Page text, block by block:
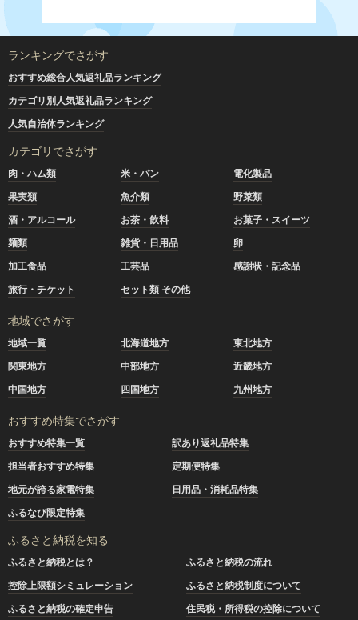
ランキングでさがす
おすすめ総合人気返礼品ランキング
カテゴリ別人気返礼品ランキング
人気自治体ランキング
カテゴリでさがす
肉・ハム類 米・パン
電化製品
果実類
魚介類
野菜類
酒・アルコール
お茶・飲料
お菓子・スイーツ
麺類
雑貨・日用品
卵
加工食品
工芸品
感謝状・記念品
旅行・チケット
セット類 その他
地域でさがす
地域一覧 北海道地方
東北地方
関東地方
中部地方
近畿地方
中国地方
四国地方 九州地方
おすすめ特集でさがす
おすすめ特集一覧
訳あり返礼品特集
担当者おすすめ特集
定期便特集
地元が誇る家電特集
日用品・消耗品特集
ふるなび限定特集
ふるさと納税を知る
ふるさと納税とは？
ふるさと納税の流れ
控除上限額シミュレーション
ふるさと納税制度について
ふるさと納税の確定申告
住民税・所得税の控除について